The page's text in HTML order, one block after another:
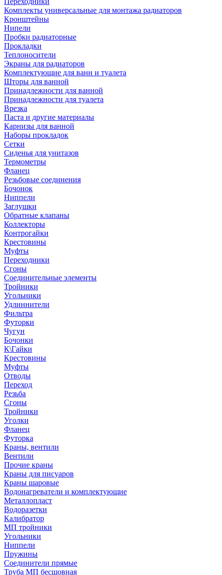
Комплекты универсальные для монтажа радиаторов
Кронштейны
Нипели
Пробки радиаторные
Прокладки
Теплоносители
Экраны для радиаторов
Комплектующие для ванн и туалета
Шторы для ванной
Принадлежности для ванной
Принадлежности для туалета
Врезка
Паста и другие материалы
Карнизы для ванной
Наборы прокладок
Сетки
Сиденья для унитазов
Термометры
Фланец
Резьбовые соединения
Бочонок
Ниппели
Заглушки
Обратные клапаны
Коллекторы
Контрогайки
Крестовины
Муфты
Переходники
Сгоны
Соединительные элементы
Тройники
Угольники
Удлиннители
Фильтра
Футорки
Чугун
Бочонки
К\Гайки
Крестовины
Муфты
Отводы
Переход
Резьба
Сгоны
Тройники
Уголки
Фланец
Футорка
Краны, вентили
Вентили
Прочие краны
Краны для писуаров
Краны шаровые
Водонагреватели и комплектующие
Металлопласт
Водоразетки
Калибратор
МП тройники
Угольники
Ниппели
Пружины
Соединители прямые
Труба МП бесшовная